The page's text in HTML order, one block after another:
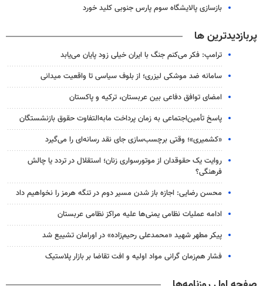
بازسازی پالایشگاه سوم پارس جنوبی کلید خورد
پربازدیدترین ها
ترامپ: فکر می‌کنم جنگ با ایران خیلی زود پایان می‌یابد
سامانه ضد موشکی لیزری؛ از بلوف سیاسی تا واقعیت میدانی
امضای توافق دفاعی بین عربستان، ترکیه و پاکستان
پاسخ تأمین‌اجتماعی به زمان پرداخت مابه‌التفاوت حقوق بازنشستگان
«کشمیری»؛ وقتی برچسب‌سازی جای نقد رسانه‌ای را می‌گیرد
روایت یک حقوقدان از موتورسواری زنان؛ استقلال در تردد یا چالش
فرهنگی؟
محسن رضایی: اجازه باز شدن مسیر دوم در تنگه هرمز را نخواهیم داد
ادامه عملیات نظامی یمنی‌ها علیه مراکز نظامی عربستان
پیکر مطهر شهید «محمدعلی رحیم‌زاده» در اورامان تشییع شد
فشار هم‌زمان گرانی مواد اولیه و افت تقاضا بر بازار پلاستیک